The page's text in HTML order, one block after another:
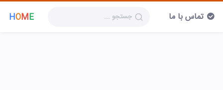
HOME تماس با ما